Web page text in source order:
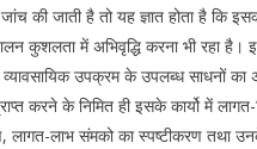
की जाती है तो यह ज्ञात होता है कि
कुशलता में अभिवृद्धि करना भी रहा
उपक्रम के उपलब्ध साधनों का
करने के निमित ही इसके कार्यो में
लागत-लाभ संमको का स्पष्टीकरण तथा